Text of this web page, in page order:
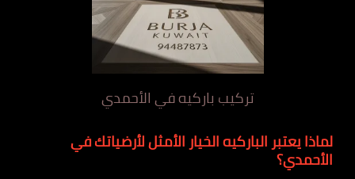
تركيب باركيه في الأحمدي
لماذا يعتبر الباركيه الخيار الأمثل لأرضياتك في
الأحمدي؟